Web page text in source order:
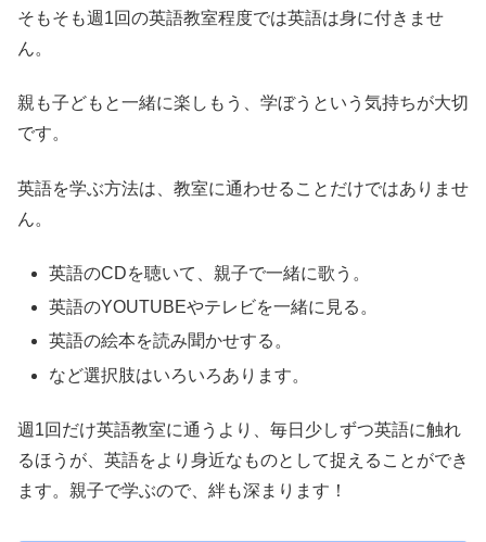
そもそも週1回の英語教室程度では英語は身に付きませ
ん。
親も子どもと一緒に楽しもう、学ぼうという気持ちが大切
です。
英語を学ぶ方法は、教室に通わせることだけではありませ
ん。
英語のCDを聴いて、親子で一緒に歌う。
英語のYOUTUBEやテレビを一緒に見る。
英語の絵本を読み聞かせする。
など選択肢はいろいろあります。
週1回だけ英語教室に通うより、毎日少しずつ英語に触れ
るほうが、英語をより身近なものとして捉えることができ
ます。親子で学ぶので、絆も深まります！